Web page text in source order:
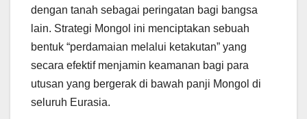
dengan tanah sebagai peringatan bagi bangsa
lain. Strategi Mongol ini menciptakan sebuah
bentuk “perdamaian melalui ketakutan” yang
secara efektif menjamin keamanan bagi para
utusan yang bergerak di bawah panji Mongol di
seluruh Eurasia.